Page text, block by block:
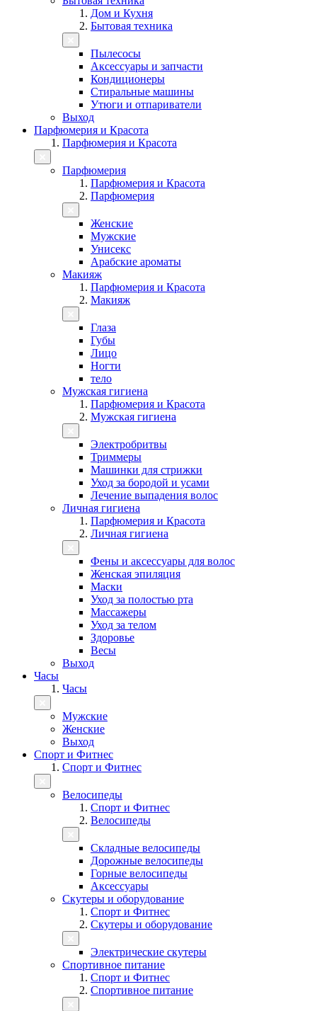
Дом и Кухня
Бытовая техника
Пылесосы
Аксессуары и запчасти
Кондиционеры
Стиральные машины
Утюги и отпариватели
Выход
Парфюмерия и Красота
Парфюмерия и Красота
Парфюмерия
Парфюмерия и Красота
Парфюмерия
Женские
Мужские
Унисекс
Арабские ароматы
Макияж
Парфюмерия и Красота
Макияж
Глаза
Губы
Лицо
Ногти
тело
Мужская гигиена
Парфюмерия и Красота
Мужская гигиена
Электробритвы
Триммеры
Машинки для стрижки
Уход за бородой и усами
Лечение выпадения волос
Личная гигиена
Парфюмерия и Красота
Личная гигиена
Фены и аксессуары для волос
Женская эпиляция
Маски
Уход за полостью рта
Массажеры
Уход за телом
Здоровье
Весы
Выход
Часы
Часы
Мужские
Женские
Выход
Спорт и Фитнес
Спорт и Фитнес
Велосипеды
Спорт и Фитнес
Велосипеды
Складные велосипеды
Дорожные велосипеды
Горные велосипеды
Аксессуары
Скутеры и оборудование
Спорт и Фитнес
Скутеры и оборудование
Электрические скутеры
Спортивное питание
Спорт и Фитнес
Спортивное питание